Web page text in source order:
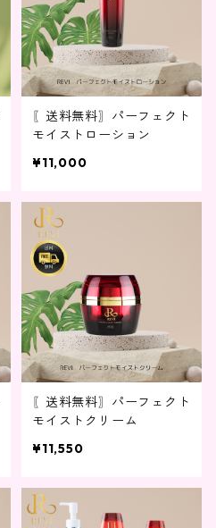
〖送料無料〗パーフェクト
モイストローション
¥11,000
〖送料無料〗パーフェクト
モイストクリーム
¥11,550